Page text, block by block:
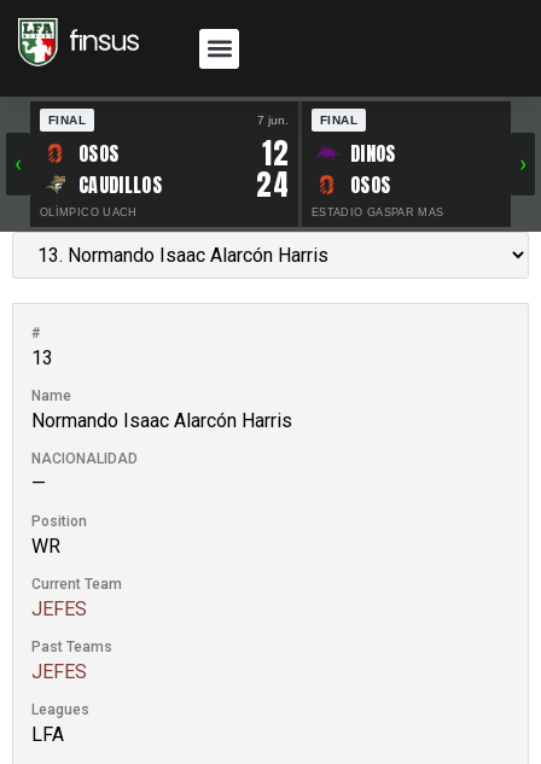
‹
FINAL 7 jun.
OSOS 12
CAUDILLOS 24
OLÍMPICO UACH
FINAL
DINOS
OSOS
ESTADIO GASPAR MAS
›
#
13
Name
Normando Isaac Alarcón Harris
NACIONALIDAD
—
Position
WR
Current Team
JEFES
Past Teams
JEFES
Leagues
LFA